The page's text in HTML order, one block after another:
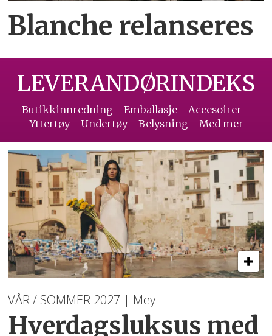
Blanche relanseres
LEVERANDØRINDEKS
Butikkinnredning - Emballasje - Accesoirer -
Yttertøy - Undertøy - Belysning - Med mer
VÅR / SOMMER 2027 | Mey
Hverdagsluksus med